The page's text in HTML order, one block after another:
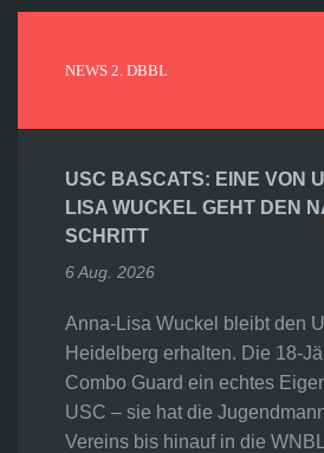
NEWS 2. DBBL
USC BASCATS: EINE VON
LISA WUCKEL GEHT DEN
SCHRITT
6 Aug. 2026
Anna-Lisa Wuckel bleibt den
Heidelberg erhalten. Die 18-
Combo Guard ein echtes
USC – sie hat die
Vereins bis hinauf in die